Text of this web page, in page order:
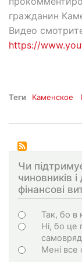
гражданин
Видео
https://
Теги Каменское
Чи
чиновників
фінансові
Choices
Так, бо в
Ні, бо це
Мені все